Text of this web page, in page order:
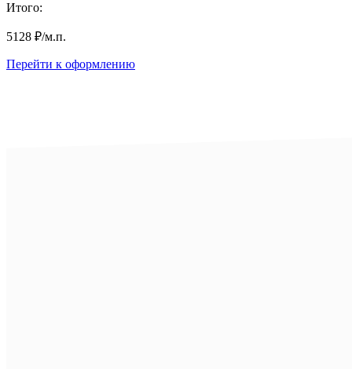
Итого:
5128 ₽/м.п.
Перейти к оформлению